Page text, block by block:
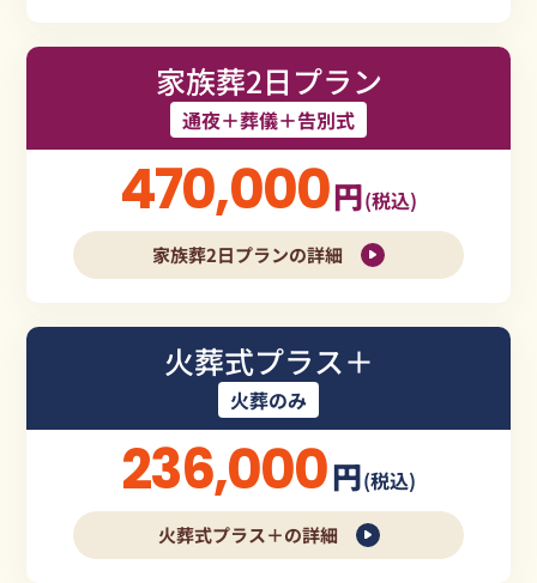
家族葬2日プラン
通夜＋葬儀＋告別式
470,000円(税込)
家族葬2日プランの詳細
火葬式プラス＋
火葬のみ
236,000円(税込)
火葬式プラス＋の詳細